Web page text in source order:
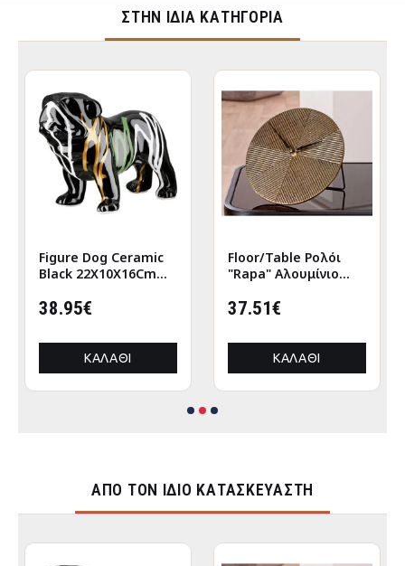
ΣΤΉΝ ΊΔΙΑ ΚΑΤΗΓΟΡΊΑ
Figure Dog Ceramic
Black 22X10X16Cm
38.95€
ΚΑΛΆΘΙ
Floor/Table Ρολόι
"Rapa" Αλουμίνιο
155 cm D. 205 cm
37.51€
ΚΑΛΆΘΙ
ΑΠΌ ΤΟΝ ΊΔΙΟ ΚΑΤΑΣΚΕΥΑΣΤΉ